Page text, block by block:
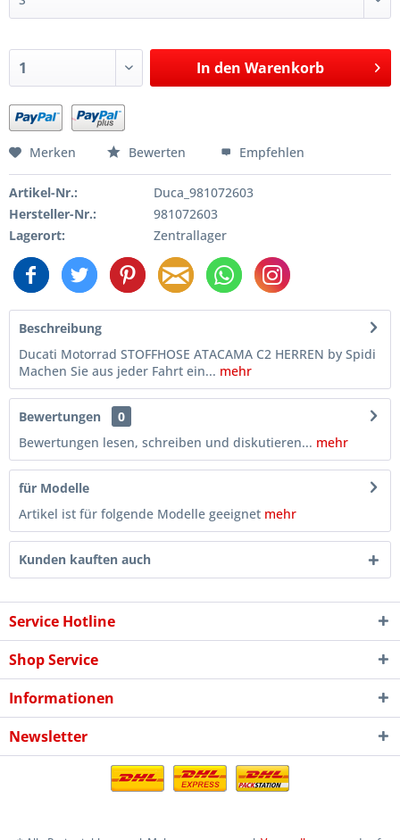
In den Warenkorb
Merken Bewerten Empfehlen
Artikel-Nr.:
Duca_981072603
Hersteller-Nr.:
981072603
Lagerort:
Zentrallager
Beschreibung
Ducati Motorrad STOFFHOSE ATACAMA C2 HERREN by Spidi
Machen Sie aus jeder Fahrt ein... mehr
Bewertungen
0
Bewertungen lesen, schreiben und diskutieren... mehr
für Modelle
Artikel ist für folgende Modelle geeignet mehr
Kunden kauften auch
Service Hotline
Shop Service
Informationen
Newsletter